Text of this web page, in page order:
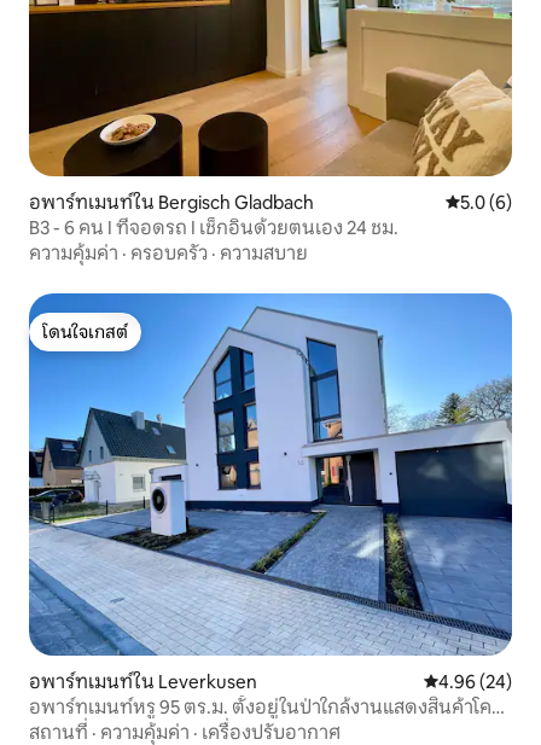
อพาร์ทเมนท์ใน Bergisch Gladbach คะแนนเฉลี่
5.0 (6)
B3 - 6 คน I ที่จอดรถ I เช็กอินด้วยตนเอง 24 ชม.
ความคุ้มค่า · ครอบครัว · ความสบาย
โดนใจเกสต์
โดนใจเกสต์
อพาร์ทเมนท์ใน Leverkusen คะแนนเฉลี่ย
4.96 (24)
อพาร์ทเมนท์หรู 95 ตร.ม. ตั้งอยู่ในป่าใกล้งานแสดงสินค้าโค
โลญ
สถานที่ · ความคุ้มค่า · เครื่องปรับอากาศ